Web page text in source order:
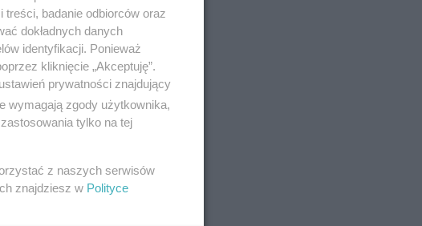
badanie odbiorców oraz
dokładnych danych
identyfikacji. Ponieważ
kliknięcie „Akceptuję”.
prywatności znajdujący
wymagają zgody użytkownika,
tylko na tej
z naszych serwisów
znajdziesz w Polityce